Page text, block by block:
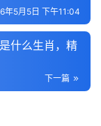
年5月5日 下午11:04
什么生肖，精
下一篇